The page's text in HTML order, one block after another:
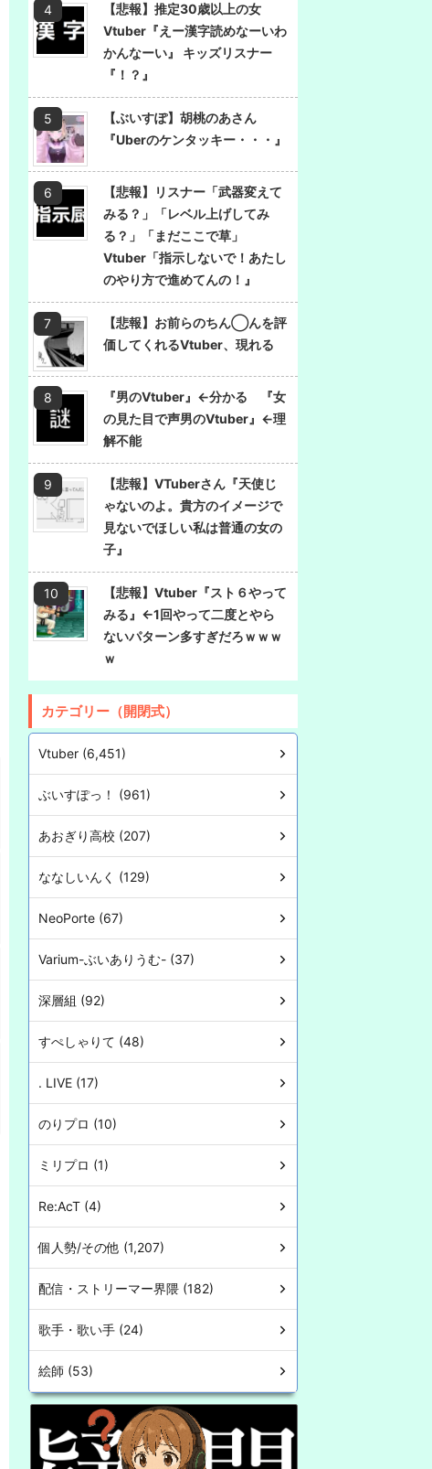
【悲報】推定30歳以上の女
Vtuber『えー漢字読めなーいわ
かんなーい』 キッズリスナー
『！？』
【ぶいすぽ】胡桃のあさん
『Uberのケンタッキー・・・』
【悲報】リスナー「武器変えて
みる？」「レベル上げしてみ
る？」「まだここで草」
Vtuber「指示しないで！あたし
のやり方で進めてんの！』
【悲報】お前らのちん◯んを評
価してくれるVtuber、現れる
『男のVtuber』←分かる 『女
の見た目で声男のVtuber』←理
解不能
【悲報】VTuberさん『天使じ
ゃないのよ。貴方のイメージで
見ないでほしい私は普通の女の
子』
【悲報】Vtuber『スト６やって
みる』←1回やって二度とやら
ないパターン多すぎだろｗｗｗ
ｗ
カテゴリー（開閉式）
Vtuber (6,451)
ぶいすぽっ！ (961)
あおぎり高校 (207)
ななしいんく (129)
NeoPorte (67)
Varium-ぶいありうむ- (37)
深層組 (92)
すぺしゃりて (48)
. LIVE (17)
のりプロ (10)
ミリプロ (1)
Re:AcT (4)
個人勢/その他 (1,207)
配信・ストリーマー界隈 (182)
歌手・歌い手 (24)
絵師 (53)